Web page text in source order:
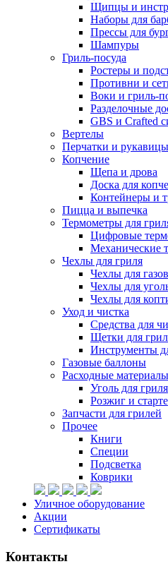
Щипцы и
Наборы для
Прессы для
Шампуры
Гриль-посуда
Ростеры и
Противни и
Воки и гриль-
Разделочные
GBS и Crafted
Вертелы
Перчатки и рукавицы
Копчение
Щепа и дрова
Доска для
Контейнеры и
Пицца и выпечка
Термометры для
Цифровые
Механические
Чехлы для гриля
Чехлы для
Чехлы для
Чехлы для
Уход и чистка
Средства для
Щетки для
Инструменты
Газовые баллоны
Расходные материалы
Уголь для гриля
Розжиг и
Запчасти для грилей
Прочее
Книги
Специи
Подсветка
Коврики
Уличное оборудование
Акции
Сертификаты
Контакты